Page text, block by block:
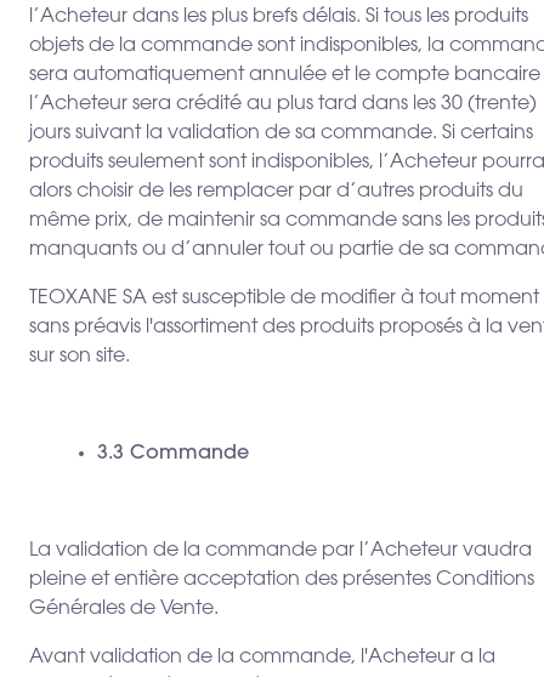
l’Acheteur dans les plus brefs délais. Si tous les produits
objets de la commande sont indisponibles, la
sera automatiquement annulée et le compte
l’Acheteur sera crédité au plus tard dans les 30 (trente)
jours suivant la validation de sa commande. Si certains
produits seulement sont indisponibles, l’Acheteur pourra
alors choisir de les remplacer par d’autres produits du
même prix, de maintenir sa commande sans les
manquants ou d’annuler tout ou partie de sa
TEOXANE SA est susceptible de modifier à tout moment
sans préavis l'assortiment des produits proposés à la
sur son site.
3.3 Commande
La validation de la commande par l’Acheteur vaudra
pleine et entière acceptation des présentes Conditions
Générales de Vente.
Avant validation de la commande, l'Acheteur a la